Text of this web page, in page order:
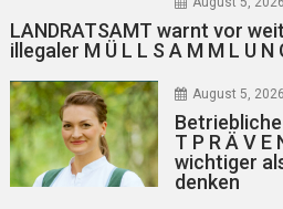
LANDRATSAMT warnt vor
illegaler M Ü L L S A M M L U N
August 5, 2026
Betriebliche
T P R Ä V E
wichtiger
denken